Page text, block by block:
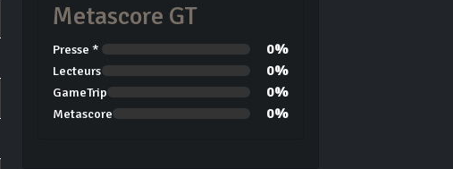
Metascore GT
Presse * 0%
Lecteurs 0%
GameTrip 0%
Metascore 0%